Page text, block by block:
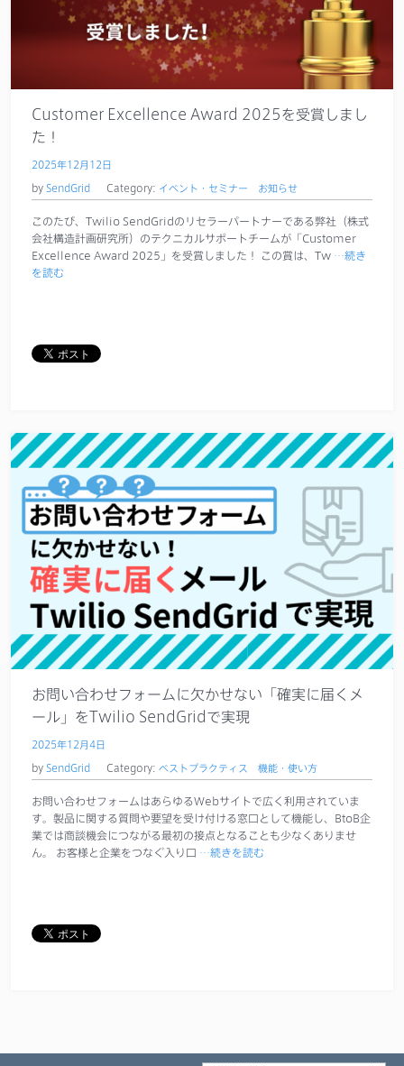
Customer Excellence Award 2025を受賞しまし
た！
2025年12月12日
by SendGrid Category: イベント・セミナー お知らせ
このたび、Twilio SendGridのリセラーパートナーである弊社（株式
会社構造計画研究所）のテクニカルサポートチームが「Customer
Excellence Award 2025」を受賞しました！ この賞は、Tw …続き
を読む
お問い合わせフォームに欠かせない「確実に届くメ
ール」をTwilio SendGridで実現
2025年12月4日
by SendGrid Category: ベストプラクティス 機能・使い方
お問い合わせフォームはあらゆるWebサイトで広く利用されていま
す。製品に関する質問や要望を受け付ける窓口として機能し、BtoB企
業では商談機会につながる最初の接点となることも少なくありませ
ん。 お客様と企業をつなぐ入り口 …続きを読む